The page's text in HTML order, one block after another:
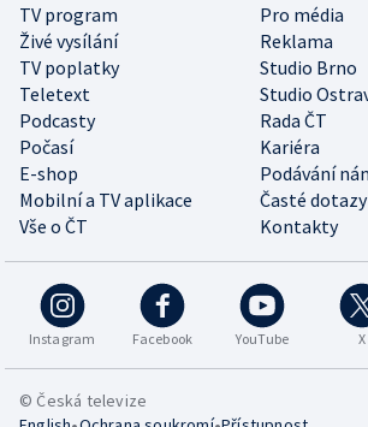
TV program
Pro média
Živé vysílání
Reklama
TV poplatky
Studio Brno
Teletext
Studio
Podcasty
Rada ČT
Počasí
Kariéra
E-shop
Podávání
Mobilní a TV aplikace
Časté dotazy
Vše o ČT
Kontakty
Instagram Facebook YouTube X
© Česká televize